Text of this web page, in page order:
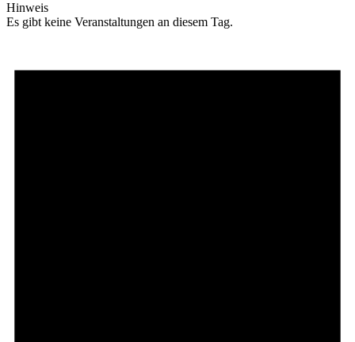
Hinweis
Es gibt keine Veranstaltungen an diesem Tag.